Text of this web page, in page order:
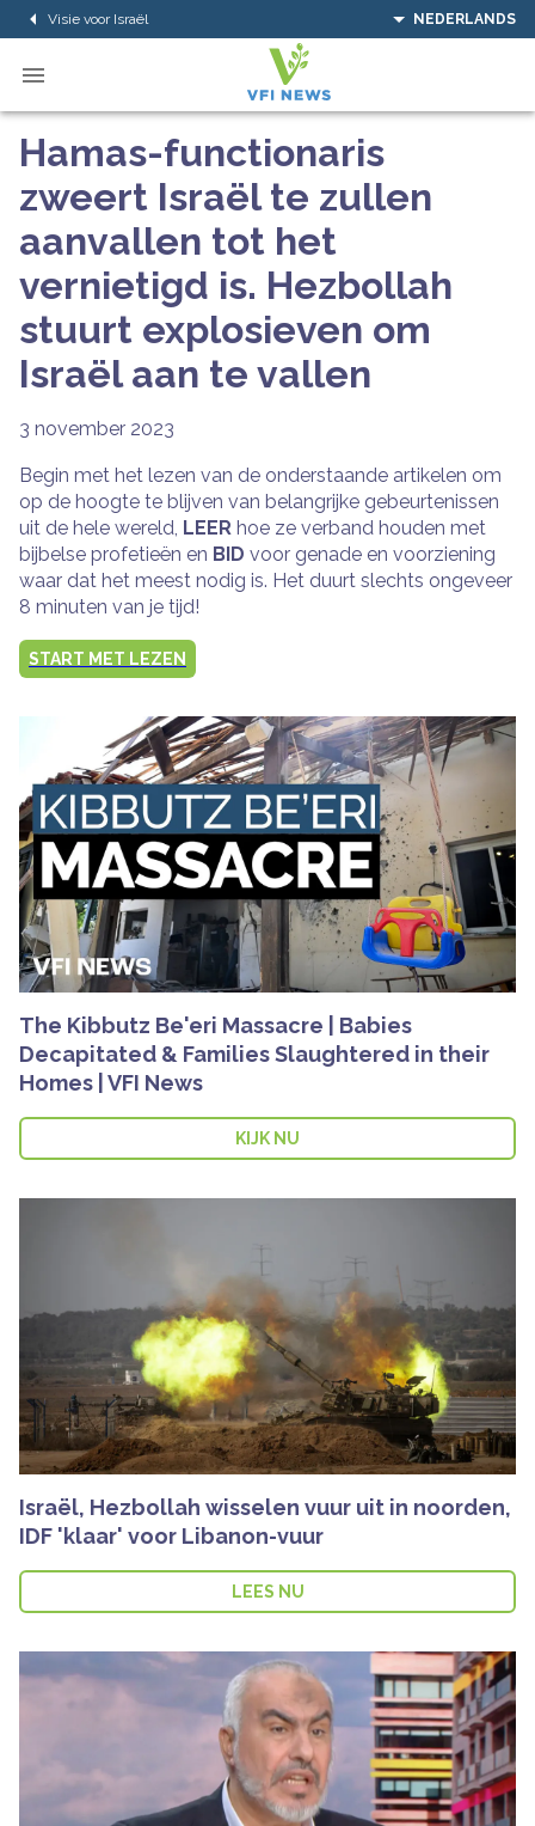
Visie voor Israël NEDERLANDS
Hamas-functionaris
zweert Israël te zullen
aanvallen tot het
vernietigd is. Hezbollah
stuurt explosieven om
Israël aan te vallen
3 november 2023
Begin met het lezen van de onderstaande artikelen om
op de hoogte te blijven van belangrijke gebeurtenissen
uit de hele wereld, LEER hoe ze verband houden met
bijbelse profetieën en BID voor genade en voorziening
waar dat het meest nodig is. Het duurt slechts ongeveer
8 minuten van je tijd!
START MET LEZEN
The Kibbutz Be'eri Massacre | Babies
Decapitated & Families Slaughtered in their
Homes | VFI News
KIJK NU
Israël, Hezbollah wisselen vuur uit in noorden,
IDF 'klaar' voor Libanon-vuur
LEES NU